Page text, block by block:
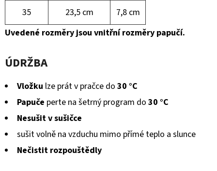
35
23,5 cm
7,8 cm
Uvedené rozměry jsou vnitřní rozměry papučí.
ÚDRŽBA
Vložku lze prát v pračce do 30 °C
Papuče perte na šetrný program do 30 °C
Nesušit v sušičce
sušit volně na vzduchu mimo přímé teplo a slunce
Nečistit rozpouštědly